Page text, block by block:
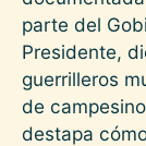
parte del
Presidente,
guerrilleros
de
destapa